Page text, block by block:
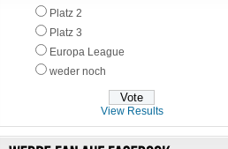
Platz 2
Platz 3
Europa League
weder noch
View Results